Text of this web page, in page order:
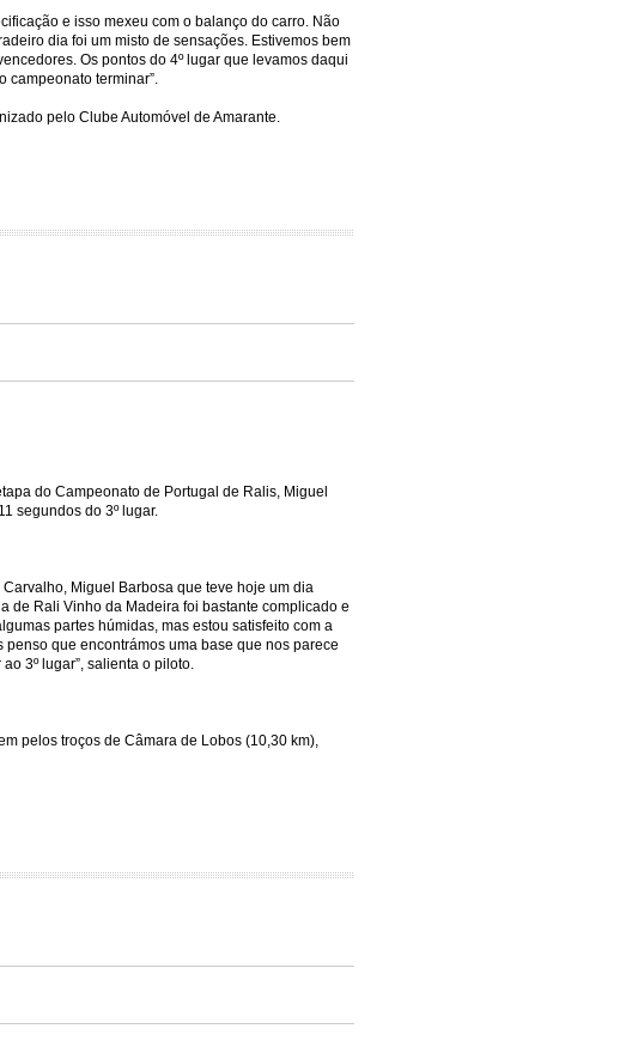
e isso mexeu com o balanço do carro. Não
dia foi um misto de sensações. Estivemos bem
Os pontos do 4º lugar que levamos daqui
campeonato terminar”.
pelo Clube Automóvel de Amarante.
do Campeonato de Portugal de Ralis, Miguel
segundos do 3º lugar.
Miguel Barbosa que teve hoje um dia
de Rali Vinho da Madeira foi bastante complicado e
partes húmidas, mas estou satisfeito com a
que encontrámos uma base que nos parece
3º lugar”, salienta o piloto.
pelos troços de Câmara de Lobos (10,30 km),